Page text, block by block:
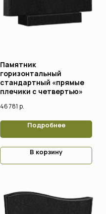
Памятник
горизонтальный
стандартный «прямые
плечики с четвертью»
46 781 р.
Подробнее
В корзину